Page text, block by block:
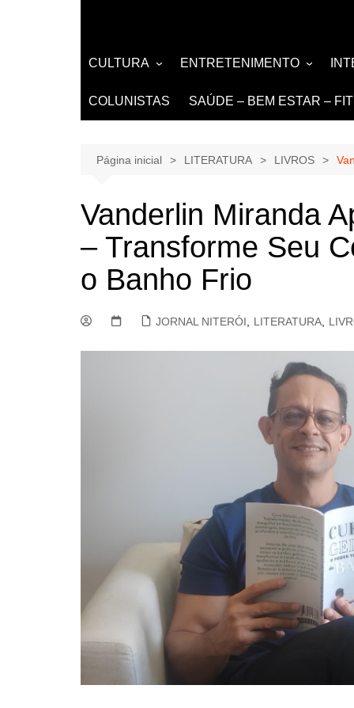
CULTURA
LITERATURA
LIVROS
INTERNET
ENTRETENIMENTO
MÚSICA
EVENTOS E SHOWS
COLUNISTAS SAÚDE – BEM ESTAR –
Página inicial LITERATURA LIVROS
Vanderlin Miranda
– Transforme Seu
o Banho Frio
JORNAL NITERÓI LITERATURA